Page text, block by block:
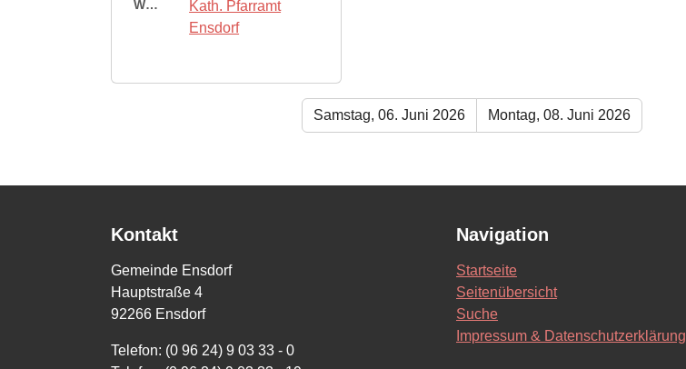
Wer:
Kath. Pfarramt
Ensdorf
Samstag, 06. Juni 2026 Montag, 08. Juni 2026
Kontakt
Gemeinde Ensdorf
Hauptstraße 4
92266 Ensdorf
Telefon: (0 96 24) 9 03 33 - 0
Navigation
Startseite
Seitenübersicht
Suche
Impressum & Datenschutzerklärung